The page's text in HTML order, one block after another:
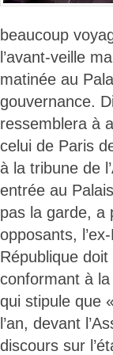
beaucoup
l’avant-veille
matinée au
gouvernance.
ressemblera à
celui de Paris
à la tribune de
entrée au
pas la garde, a
opposants,
République
conformant à
qui stipule que
l’an, devant
discours sur